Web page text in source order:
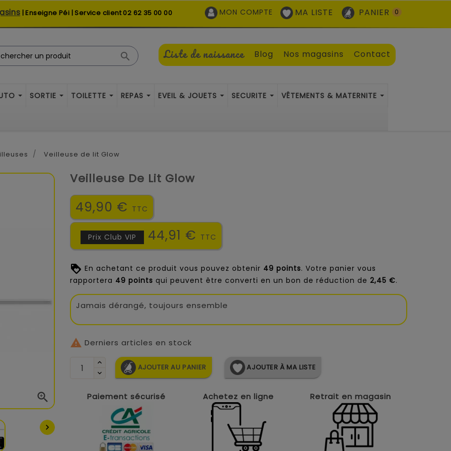
| Enseigne Péi | Service client02 62 35 00 00 MON COMPTE MA LISTE PANIER 0
Liste de naissance Blog Nos magasins Contact

SORTIE TOILETTE REPAS EVEIL & JOUETS SECURITE VÊTEMENTS & MATERNITE
Veilleuse de lit Glow


Veilleuse De Lit Glow
49,90 € TTC
Prix Club VIP 44,91 € TTC
En achetant ce produit vous pouvez obtenir 49 points. Votre panier vous
rapportera 49 points qui peuvent être converti en un bon de réduction de 2,45 €.
Jamais dérangé, toujours ensemble
 Derniers articles en stock
AJOUTER AU PANIER AJOUTER À MA LISTE
Paiement sécurisé Achetez en ligne Retrait en magasin